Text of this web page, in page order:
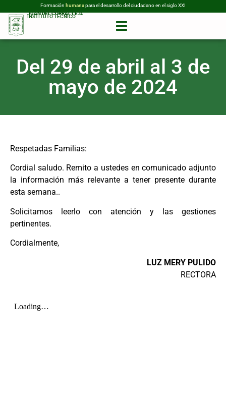
Formación humanapara el desarrollo del ciudadano en el siglo XXI
INSTITUTO TÉCNICO
JUAN DEL CORRAL I.E.D.
Del 29 de abril al 3 de
mayo de 2024
Respetadas Familias:
Cordial saludo. Remito a ustedes en comunicado adjunto
la información más relevante a tener presente durante
esta semana..
Solicitamos leerlo con atención y las gestiones
pertinentes.
Cordialmente,
LUZ MERY PULIDO
RECTORA